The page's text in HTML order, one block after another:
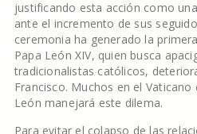
justificando esta acción como
ante el incremento de sus
ceremonia ha generado la
Papa León XIV, quien busca
tradicionalistas católicos,
Francisco. Muchos en el
León manejará este dilema.
Para evitar el colapso de las